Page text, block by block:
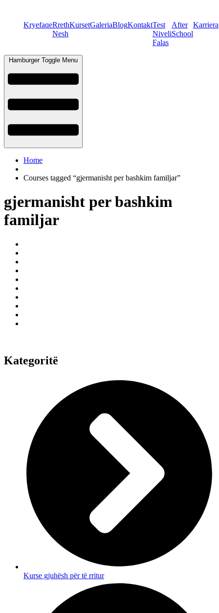
KryefaqeRreth
Nesh
KursetGaleriaBlogKontaktTest
Niveli
Falas
After
School
Karriera
Hamburger Toggle Menu
Home
Courses tagged “gjermanisht per bashkim familjar”
gjermanisht per bashkim
familjar
Kategoritë
Kurse gjuhësh për të rritur